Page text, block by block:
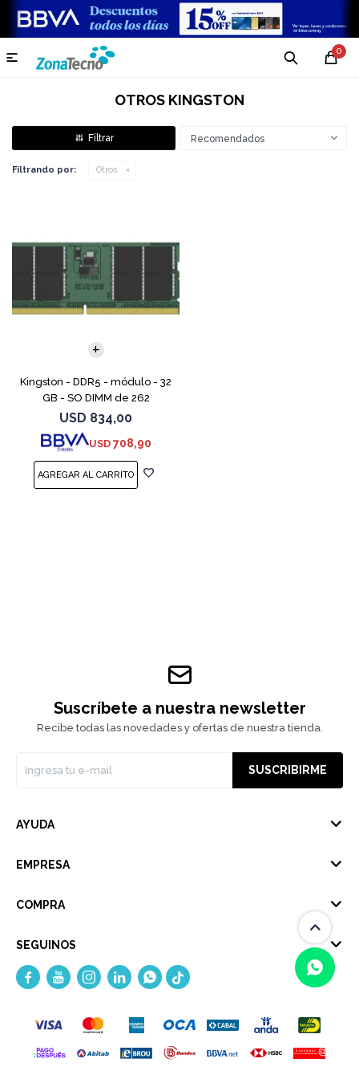
0

OTROS KINGSTON
Recomendados
Filtrando por: Otros
Kingston - DDR5 - módulo - 32
GB - SO DIMM de 262
contactos - 5600 MT/s / PC5-
44800 - CL46 - 1.1 V - sin
búfer - no ECC
USD 834,00
USD 708,90
Suscríbete a nuestra newsletter
Recibe todas las novedades y ofertas de nuestra tienda.
SUSCRIBIRME
AYUDA
EMPRESA
COMPRA
SEGUINOS
    